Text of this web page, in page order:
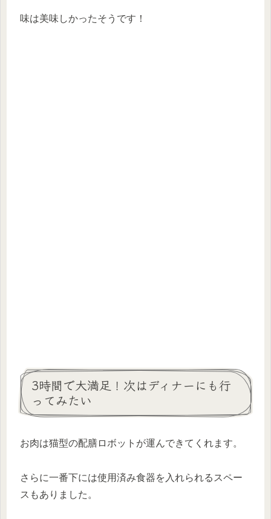
味は美味しかったそうです！
3時間で大満足！次はディナーにも行
ってみたい
お肉は猫型の配膳ロボットが運んできてくれます。
さらに一番下には使用済み食器を入れられるスペー
スもありました。